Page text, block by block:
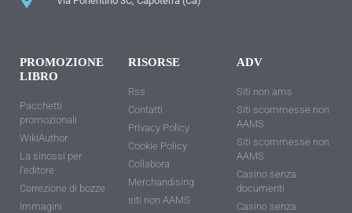
PROMOZIONE
LIBRO
Pacchetti
promozionali
WikiAuthor
La sinossi per
l'editore
Correzione di bozze
Immagini
RISORSE
Rss
Contatti
Privacy Policy
Cookie Policy
Collabora
Merchandising
siti non AAMS
ADV
Siti non ams
Siti scommesse non
AAMS
Siti scommesse non
AAMS
Casino senza
documenti
Casino senza